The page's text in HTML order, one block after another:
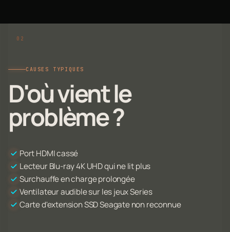
CAUSES TYPIQUES
D'où vient le
problème ?
Port HDMI cassé
Lecteur Blu-ray 4K UHD qui ne lit plus
Surchauffe en charge prolongée
Ventilateur audible sur les jeux Series
Carte d'extension SSD Seagate non reconnue